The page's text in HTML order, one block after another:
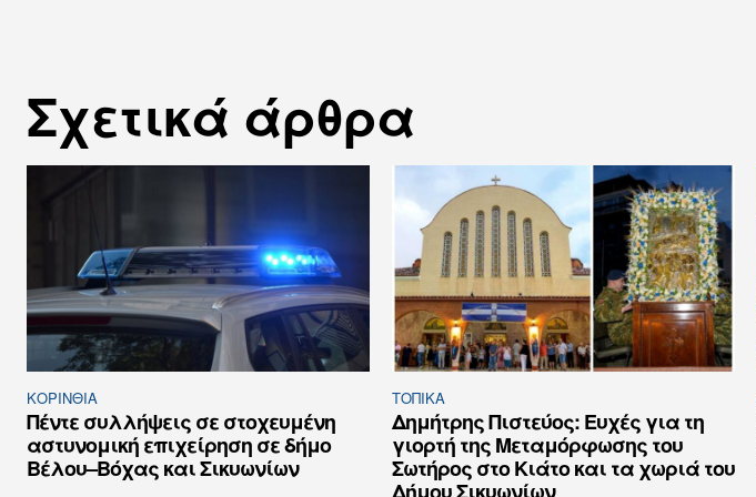
Σχετικά άρθρα
ΚΟΡΙΝΘΊΑ
Πέντε συλλήψεις σε στοχευμένη
αστυνομική επιχείρηση σε δήμο
Βέλου–Βόχας και Σικυωνίων
ΤΟΠΙΚΑ
Δημήτρης Πιστεύος: Ευχές για τη
γιορτή της Μεταμόρφωσης του
Σωτήρος στο Κιάτο και τα χωριά του